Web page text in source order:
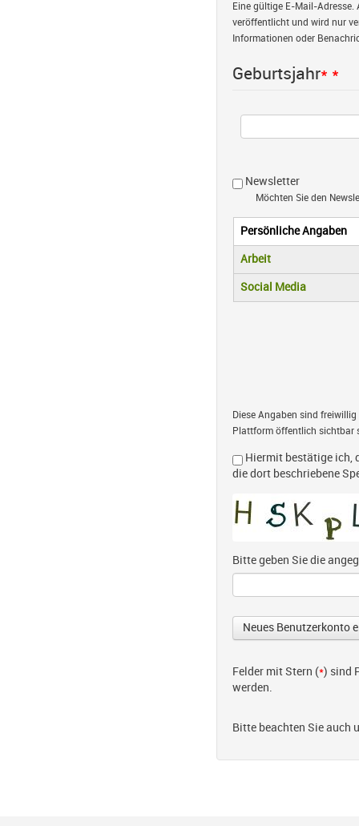
Eine gültige E-Mail-Adresse.
veröffentlicht und wird nur
Informationen oder
Geburtsjahr* *
Newsletter
Möchten Sie den
Vertikale
Persönliche Angaben
(aktiver Reiter)
Arbeit
Social Media
Diese Angaben sind
Plattform öffentlich sichtbar
Hiermit bestätige ich,
die dort beschriebene
Bitte geben Sie die
Felder mit Stern (*) sind
werden.
Bitte beachten Sie auch